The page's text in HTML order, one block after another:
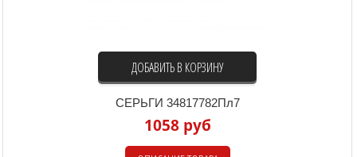
ДОБАВИТЬ В КОРЗИНУ
СЕРЬГИ 34817782Пл7
1058 руб